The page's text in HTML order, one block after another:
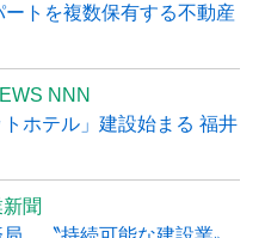
トを複数保有する不動産
NNN
ホテル」建設始まる 福井
聞